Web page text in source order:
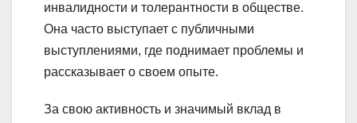
инвалидности и толерантности в обществе.
Она часто выступает с публичными
выступлениями, где поднимает проблемы и
рассказывает о своем опыте.
За свою активность и значимый вклад в